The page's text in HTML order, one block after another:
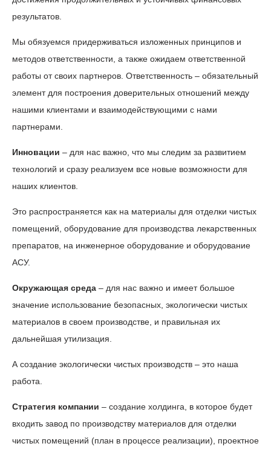
результатов.
Мы обязуемся придерживаться изложенных принципов и
методов ответственности, а также ожидаем ответственной
работы от своих партнеров. Ответственность – обязательный
элемент для построения доверительных отношений между
нашими клиентами и взаимодействующими с нами
партнерами.
Инновации – для нас важно, что мы следим за развитием
технологий и сразу реализуем все новые возможности для
наших клиентов.
Это распространяется как на материалы для отделки чистых
помещений, оборудование для производства лекарственных
препаратов, на инженерное оборудование и оборудование
АСУ.
Окружающая среда – для нас важно и имеет большое
значение использование безопасных, экологически чистых
материалов в своем производстве, и правильная их
дальнейшая утилизация.
А создание экологически чистых производств – это наша
работа.
Стратегия компании – создание холдинга, в которое будет
входить завод по производству материалов для отделки
чистых помещений (план в процессе реализации), проектное